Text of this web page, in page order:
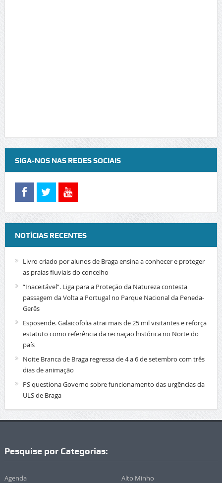
SIGA-NOS NAS REDES SOCIAIS
NOTÍCIAS RECENTES
Livro criado por alunos de Braga ensina a conhecer e proteger
as praias fluviais do concelho
“Inaceitável”. Liga para a Proteção da Natureza contesta
passagem da Volta a Portugal no Parque Nacional da Peneda-
Gerês
Esposende. Galaicofolia atrai mais de 25 mil visitantes e reforça
estatuto como referência da recriação histórica no Norte do
país
Noite Branca de Braga regressa de 4 a 6 de setembro com três
dias de animação
PS questiona Governo sobre funcionamento das urgências da
ULS de Braga
Pesquise por Categorias:
Agenda Alto Minho